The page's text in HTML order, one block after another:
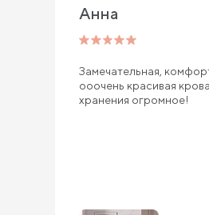
Анна
Замечательная,
ооочень красивая
хранения огромное!